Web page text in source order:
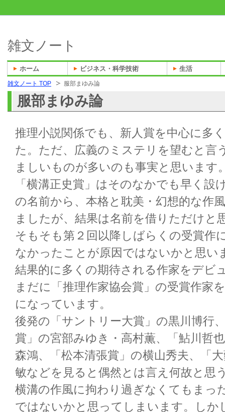
雑文ノート TOP 服部まゆみ論
服部まゆみ論
推理小説関係でも、新人賞を中心に多
た。ただ、広義のミステリを望むと言
ましいものが多いのも事実と思います
「横溝正史賞」はそのなかでも早く設
の名前から、本格と耽美・幻想的な作
ましたが、結果は名前を借りただけと
そもそも第２回以降しばらくの受賞作
なかったことが原因ではないかと思い
結果的に多くの期待される作家をデビ
まだに「推理作家協会賞」の受賞作家
になっています。
後発の「サントリー大賞」の黒川博行
賞」の宮部みゆき・高村薫、「鮎川哲
森鴻、「松本清張賞」の横山秀夫、「
敏などを見ると偶然とは言え何故と思
横溝の作風に拘わり過ぎなくてもまっ
ではないかと思ってしまいます。しか
雑文ノート
ホーム ビジネス・科学技術 生活